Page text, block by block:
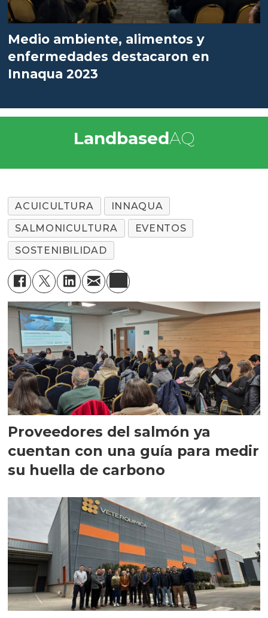
Medio ambiente, alimentos y
enfermedades destacaron en
Innaqua 2023
LandbasedAQ
ACUICULTURA
INNAQUA
SALMONICULTURA
EVENTOS
SOSTENIBILIDAD
Proveedores del salmón ya
cuentan con una guía para medir
su huella de carbono